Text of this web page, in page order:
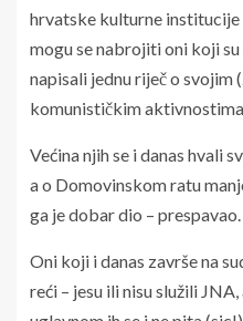
hrvatske kulturne
mogu se nabrojiti oni koji
napisali jednu riječ o svojim
komunističkim
Većina njih se i danas hvali
a o Domovinskom ratu
ga je dobar dio – prespavao.
Oni koji i danas završe na
reći – jesu ili nisu služili